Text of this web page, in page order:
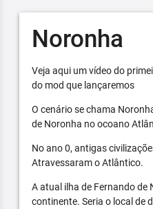
Noronha
Veja aqui um vídeo do
do mod que lançaremos
O cenário se chama
de Noronha no ocoano
No ano 0, antigas
Atravessaram o Atlântico.
A atual ilha de Fernando de
continente. Seria o local de